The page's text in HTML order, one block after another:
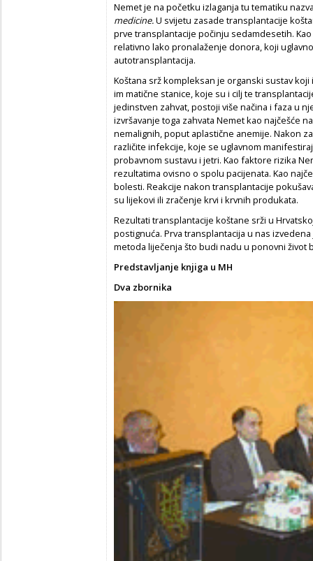
Nemet je na početku izlaganja tu tematiku
medicine.U svijetu zasade transplantacije
prve transplantacije počinju sedamdesetih.
relativno lako pronalaženje donora, koji
autotransplantacija.
Koštana srž kompleksan je organski sustav
im matične stanice, koje su i cilj te
jedinstven zahvat, postoji više načina i faza u
izvršavanje toga zahvata Nemet kao najčešće
nemalignih, poput aplastične anemije. Nakon
različite infekcije, koje se uglavnom
probavnom sustavu i jetri. Kao faktore rizika
rezultatima ovisno o spolu pacijenata. Kao
bolesti. Reakcije nakon transplantacije
su lijekovi ili zračenje krvi i krvnih produkata.
Rezultati transplantacije koštane srži u
postignuća. Prva transplantacija u nas
metoda liječenja što budi nadu u ponovni život
Predstavljanje knjiga u MH
Dva zbornika